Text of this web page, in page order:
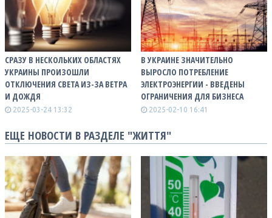
СРАЗУ В НЕСКОЛЬКИХ ОБЛАСТЯХ
УКРАИНЫ ПРОИЗОШЛИ
ОТКЛЮЧЕНИЯ СВЕТА ИЗ-ЗА ВЕТРА
И ДОЖДЯ
2025-03-24 13:32
В УКРАИНЕ ЗНАЧИТЕЛЬНО
ВЫРОСЛО ПОТРЕБЛЕНИЕ
ЭЛЕКТРОЭНЕРГИИ - ВВЕДЕНЫ
ОГРАНИЧЕНИЯ ДЛЯ БИЗНЕСА
2025-02-10 16:41
ЕЩЕ НОВОСТИ В РАЗДЕЛЕ "ЖИТТЯ"